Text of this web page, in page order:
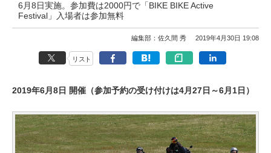
6月8日実施。参加費は2000円で「BIKE BIKE Active
Festival」入場者は参加無料
編集部：佐久間 秀 2019年4月30日 19:08
リスト
2019年6月8日 開催（参加予約の受け付けは4月27日～6月1日）